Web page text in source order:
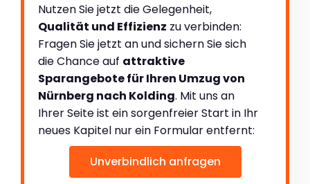
Nutzen Sie jetzt die Gelegenheit,
Qualität und Effizienz zu verbinden:
Fragen Sie jetzt an und sichern Sie sich
die Chance auf attraktive
Sparangebote für Ihren Umzug von
Nürnberg nach Kolding. Mit uns an
Ihrer Seite ist ein sorgenfreier Start in Ihr
neues Kapitel nur ein Formular entfernt:
Unverbindlich anfragen